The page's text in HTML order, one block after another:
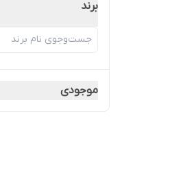
برند
موجودی